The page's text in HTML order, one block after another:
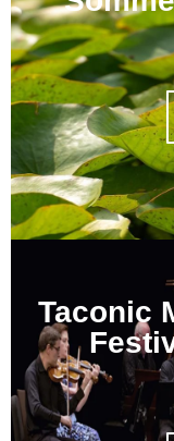
Taconic